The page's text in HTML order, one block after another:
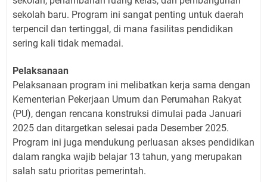
sekolah baru. Program ini sangat penting untuk daerah
terpencil dan tertinggal, di mana fasilitas pendidikan
sering kali tidak memadai.
Pelaksanaan
Pelaksanaan program ini melibatkan kerja sama dengan
Kementerian Pekerjaan Umum dan Perumahan Rakyat
(PU), dengan rencana konstruksi dimulai pada Januari
2025 dan ditargetkan selesai pada Desember 2025.
Program ini juga mendukung perluasan akses pendidikan
dalam rangka wajib belajar 13 tahun, yang merupakan
salah satu prioritas pemerintah.